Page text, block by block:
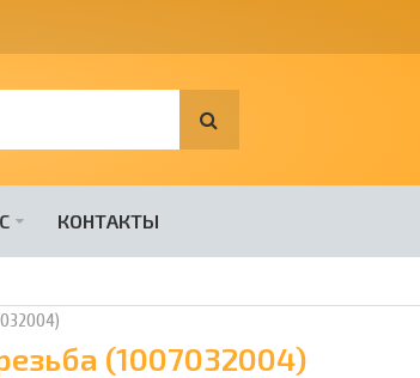
КОНТАКТЫ
(1007032004)